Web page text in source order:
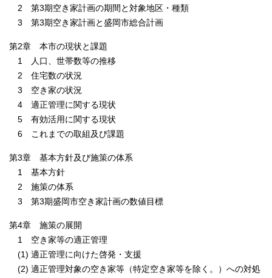
2 第3期空き家計画の期間と対象地区・種類
3 第3期空き家計画と盛岡市総合計画
第2章 本市の現状と課題
1 人口、世帯数等の推移
2 住宅数の状況
3 空き家の状況
4 適正管理に関する現状
5 有効活用に関する現状
6 これまでの取組及び課題
第3章 基本方針及び施策の体系
1 基本方針
2 施策の体系
3 第3期盛岡市空き家計画の数値目標
第4章 施策の展開
1 空き家等の適正管理
(1) 適正管理に向けた啓発・支援
(2) 適正管理対象の空き家等（特定空き家等を除く。）への対処